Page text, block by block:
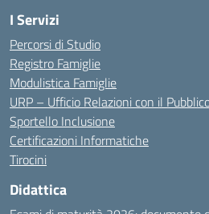
I Servizi
Percorsi di Studio
Registro Famiglie
Modulistica Famiglie
URP – Ufficio Relazioni con il
Sportello Inclusione
Certificazioni Informatiche
Tirocini
Didattica